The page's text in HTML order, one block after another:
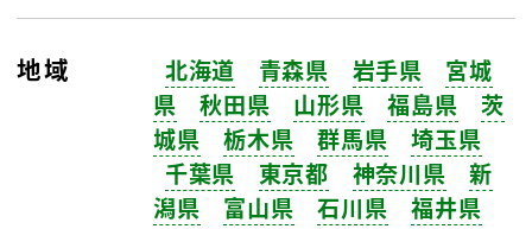
地域 北海道 青森県 岩手県
宮城
県
秋田県 山形県 福島県
茨
城県
栃木県 群馬県
埼玉県
千葉県
東京都 神奈川県
新
潟県
富山県 石川県
福井県